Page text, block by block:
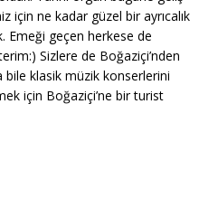
için ne kadar güzel bir ayrıcalık
Emeği geçen herkese de
Sizlere de Boğaziçi’nden
klasik müzik konserlerini
için Boğaziçi’ne bir turist